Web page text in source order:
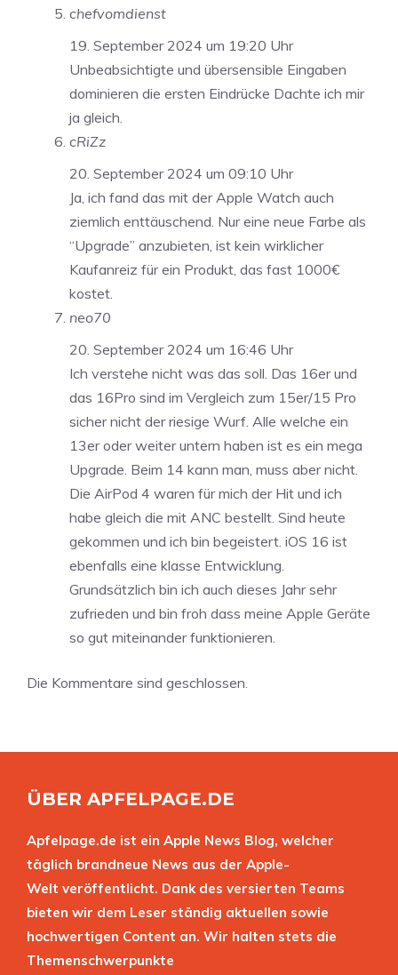
chefvomdienst
19. September 2024 um 19:20 Uhr
Unbeabsichtigte und übersensible Eingaben
dominieren die ersten Eindrücke Dachte ich mir
ja gleich.
cRiZz
20. September 2024 um 09:10 Uhr
Ja, ich fand das mit der Apple Watch auch
ziemlich enttäuschend. Nur eine neue Farbe als
“Upgrade” anzubieten, ist kein wirklicher
Kaufanreiz für ein Produkt, das fast 1000€
kostet.
neo70
20. September 2024 um 16:46 Uhr
Ich verstehe nicht was das soll. Das 16er und
das 16Pro sind im Vergleich zum 15er/15 Pro
sicher nicht der riesige Wurf. Alle welche ein
13er oder weiter untern haben ist es ein mega
Upgrade. Beim 14 kann man, muss aber nicht.
Die AirPod 4 waren für mich der Hit und ich
habe gleich die mit ANC bestellt. Sind heute
gekommen und ich bin begeistert. iOS 16 ist
ebenfalls eine klasse Entwicklung.
Grundsätzlich bin ich auch dieses Jahr sehr
zufrieden und bin froh dass meine Apple Geräte
so gut miteinander funktionieren.
Die Kommentare sind geschlossen.
ÜBER APFELPAGE.DE
Apfelpage.de ist ein Apple News Blog, welcher
täglich brandneue News aus der Apple-
Welt veröffentlicht. Dank des versierten Teams
bieten wir dem Leser ständig aktuellen sowie
hochwertigen Content an. Wir halten stets die
Themenschwerpunkte